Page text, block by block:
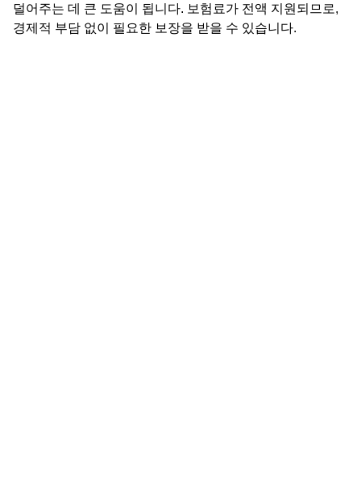
덜어주는 데 큰 도움이 됩니다. 보험료가 전액 지원되므로,
경제적 부담 없이 필요한 보장을 받을 수 있습니다.